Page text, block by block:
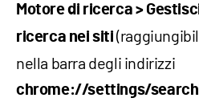
Motore di ricerca >
ricerca nei siti
nella barra degli indirizzi
chrome://settings/